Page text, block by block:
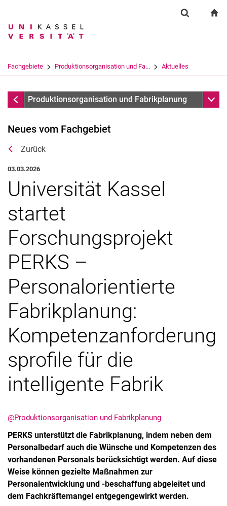
Springe direkt zu: Inhalt
Springe direkt zu: Suche
Springe direkt zu:
Suchbegriff
Suchen (öffnet externen Link in einem
Fachgebiete Produktionsorganisation und Fa... Aktuelles
AktuellesProduktionsorganisation und Fabrikplanung
Neues vom Fachgebiet
Stellenauschreibungen
Neues vom Fachgebiet
Zurück
03.03.2026
Universität Kassel
startet
Forschungsprojekt
PERKS –
Personalorientierte
Fabrikplanung:
Kompetenzanforderung
sprofile für die
intelligente Fabrik
@Produktionsorganisation und Fabrikplanung
PERKS unterstützt die Fabrikplanung, indem neben dem
Personalbedarf auch die Wünsche und Kompetenzen des
vorhandenen Personals berücksichtigt werden. Auf diese
Weise können gezielte Maßnahmen zur
Personalentwicklung und -beschaffung abgeleitet und
dem Fachkräftemangel entgegengewirkt werden.